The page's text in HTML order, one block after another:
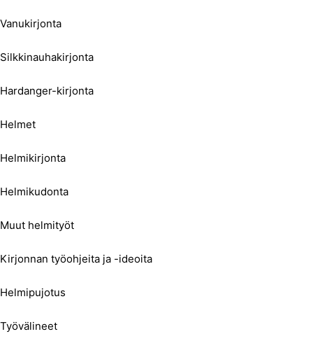
Vanukirjonta
Silkkinauhakirjonta
Hardanger-kirjonta
Helmet
Helmikirjonta
Helmikudonta
Muut helmityöt
Kirjonnan työohjeita ja -ideoita
Helmipujotus
Työvälineet